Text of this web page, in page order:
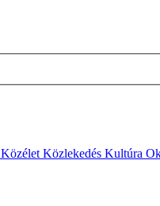
Közélet Közlekedés Kultúra